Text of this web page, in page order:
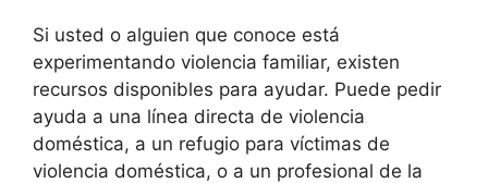
Si usted o alguien que conoce está
experimentando violencia familiar, existen
recursos disponibles para ayudar. Puede pedir
ayuda a una línea directa de violencia
doméstica, a un refugio para víctimas de
violencia doméstica, o a un profesional de la